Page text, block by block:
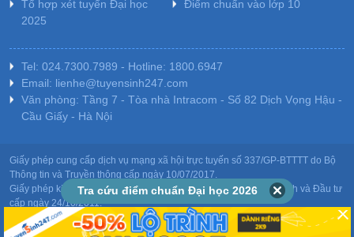
Tổ hợp xét tuyển Đại học
2025
Điểm chuẩn vào lớp 10
Tel: 024.7300.7989 - Hotline: 1800.6947
Email: lienhe@tuyensinh247.com
Văn phòng: Tầng 7 - Tòa nhà Intracom - Số 82 Dịch Vọng Hậu -
Cầu Giấy - Hà Nội
Giấy phép cung cấp dịch vụ mạng xã hội trực tuyến số 337/GP-BTTTT do Bộ
Thông tin và Truyền thông cấp ngày 10/07/2017.
Giấy phép kinh doanh giáo dục: MST-0106478082 do Sở Kế hoạch và Đầu tư
cấp ngày 24/10/2011.
Chịu trách nhiệm nội dung: Phạm Đức Tuệ.
Tra cứu điểm chuẩn Đại học 2026